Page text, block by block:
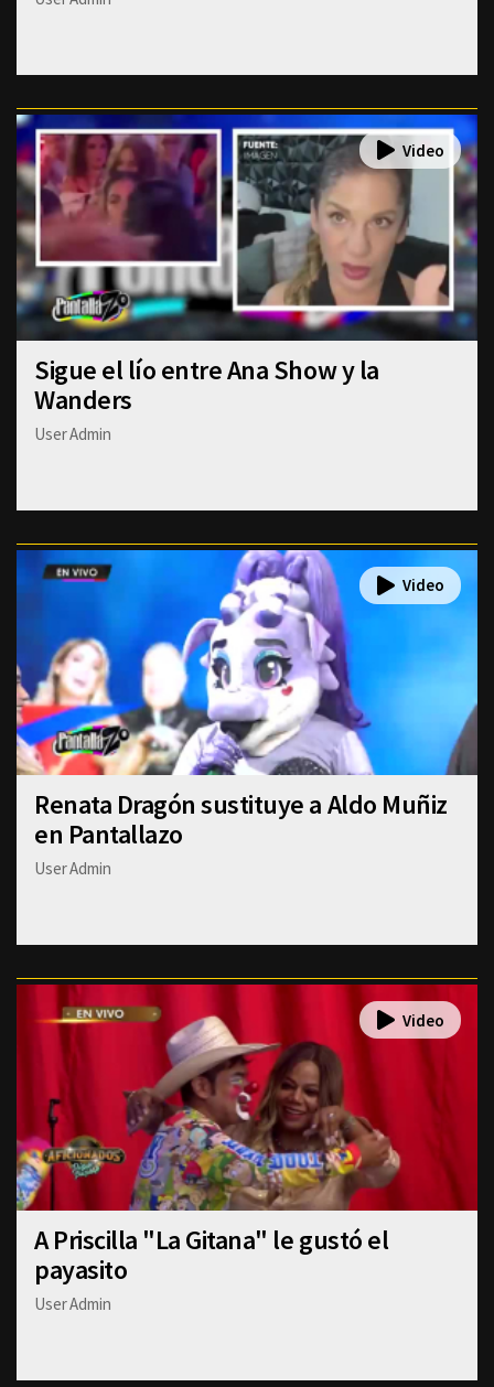
Sigue el lío entre Ana Show y la
Wanders
User Admin
Renata Dragón sustituye a Aldo Muñiz
en Pantallazo
User Admin
A Priscilla "La Gitana" le gustó el
payasito
User Admin